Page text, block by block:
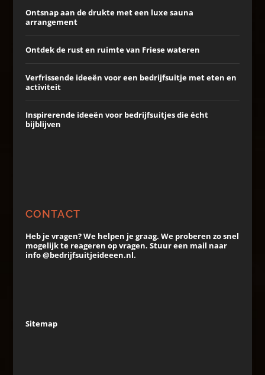
Ontsnap aan de drukte met een luxe sauna
arrangement
Ontdek de rust en ruimte van Friese wateren
Verfrissende ideeën voor een bedrijfsuitje met eten en
activiteit
Inspirerende ideeën voor bedrijfsuitjes die écht
bijblijven
CONTACT
Heb je vragen? We helpen je graag. We proberen zo snel
mogelijk te reageren op vragen. Stuur een mail naar
info @bedrijfsuitjeideeen.nl.
Sitemap